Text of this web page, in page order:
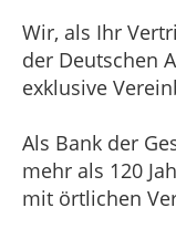
Wir, als Ihr
der Deutschen
exklusive
Als Bank der
mehr als 120
mit örtlichen